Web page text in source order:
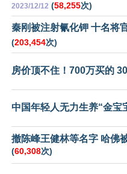
2023/12/12 (58,255次)
秦刚被注射氰化钾 十名将
(203,454次)
房价顶不住！700万买的
中国年轻人无力生养“金宝
撤陈峰王健林等名字 哈佛
(60,308次)